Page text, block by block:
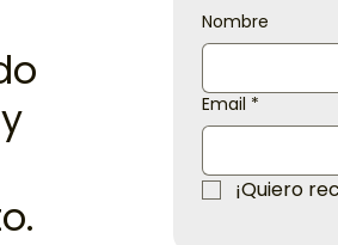
Nombre
Email *
¡Quiero